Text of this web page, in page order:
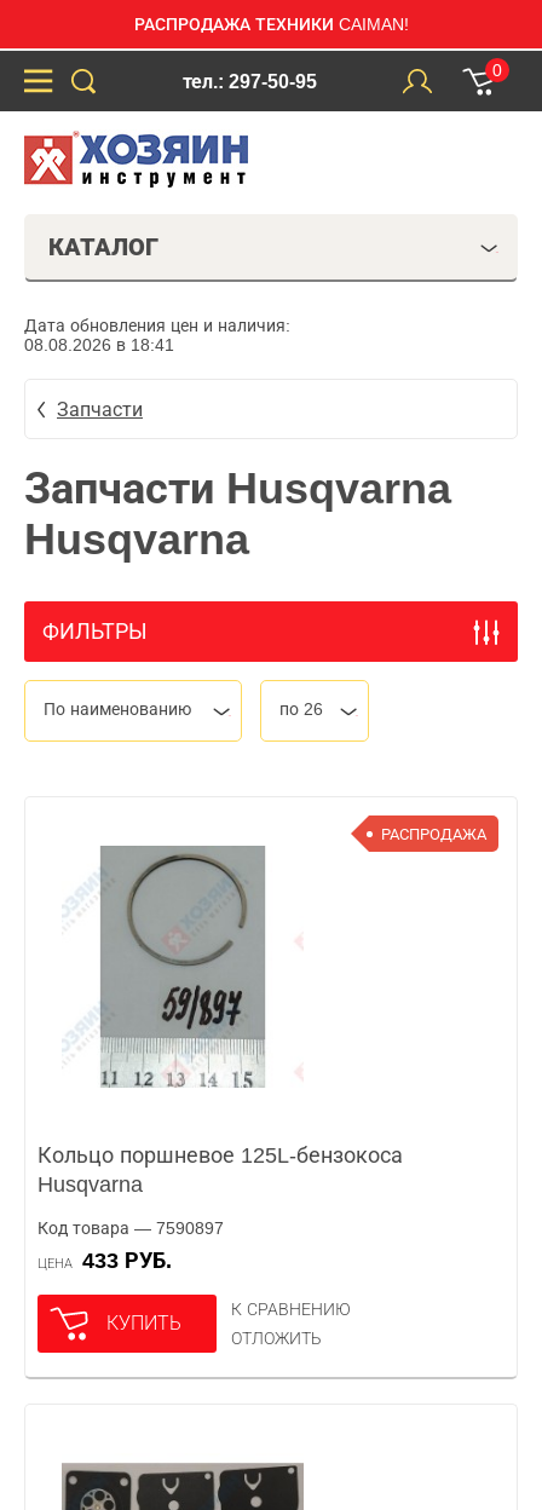
РАСПРОДАЖА ТЕХНИКИ CAIMAN!
тел.: 297-50-95
0
КАТАЛОГ
Дата обновления цен и наличия:
08.08.2026 в 18:41
Запчасти
Запчасти Husqvarna
Husqvarna
ФИЛЬТРЫ
По наименованию по 26
РАСПРОДАЖА
Кольцо поршневое 125L-бензокоса
Husqvarna
Код товара — 7590897
ЦЕНА 433 РУБ.
КУПИТЬ
К СРАВНЕНИЮ
ОТЛОЖИТЬ